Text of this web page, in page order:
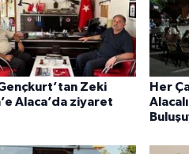
Zeki
Alaca’da ziyaret
Her